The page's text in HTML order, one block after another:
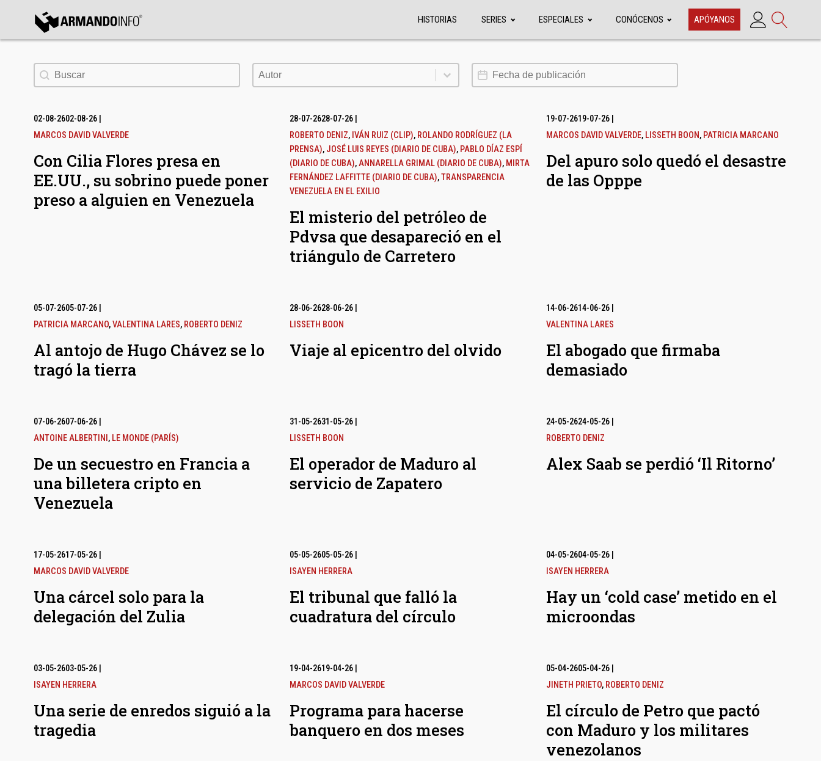
HISTORIAS SERIES ESPECIALES CONÓCENOS APÓYANOS
Buscar Autor
Autor Fecha de publicación
02-08-2602-08-26|
MARCOS DAVID VALVERDE
Con Cilia Flores presa en
EE.UU., su sobrino puede poner
preso a alguien en Venezuela
28-07-2628-07-26
ROBERTO DENIZ, IVÁN RUIZ (CLIP), ROLANDO RODRÍGUEZ (LA
PRENSA), JOSÉ LUIS REYES (DIARIO DE CUBA), PABLO DÍAZ ESPÍ
(DIARIO DE CUBA),ANNARELLA GRIMAL (DIARIO DE CUBA), MIRTA
FERNÁNDEZ LAFFITTE (DIARIO DE CUBA),TRANSPARENCIA
VENEZUELA EN EL EXILIO
El misterio del petróleo de
Pdvsa que desapareció en el
triángulo de Carretero
19-07-2619-07-26|
MARCOS DAVID VALVERDE, LISSETH BOON, PATRICIA MARCANO
Del apuro solo quedó el desastre
de las Opppe
05-07-2605-07-26|
PATRICIA MARCANO,VALENTINA LARES, ROBERTO DENIZ
Al antojo de Hugo Chávez se lo
tragó la tierra
28-06-2628-06-26
LISSETH BOON
Viaje al epicentro del olvido
14-06-2614-06-26|
VALENTINA LARES
El abogado que firmaba
demasiado
07-06-2607-06-26|
ANTOINE ALBERTINI , LE MONDE (PARÍS)
De un secuestro en Francia a
una billetera cripto en
Venezuela
31-05-2631-05-26
LISSETH BOON
El operador de Maduro al
servicio de Zapatero
24-05-2624-05-26|
ROBERTO DENIZ
Alex Saab se perdió ‘Il Ritorno’
17-05-2617-05-26|
MARCOS DAVID VALVERDE
Una cárcel solo para la
delegación del Zulia
05-05-2605-05-26
ISAYEN HERRERA
El tribunal que falló la
cuadratura del círculo
04-05-2604-05-26|
ISAYEN HERRERA
Hay un ‘cold case’ metido en el
microondas
03-05-2603-05-26|
ISAYEN HERRERA
Una serie de enredos siguió a la
tragedia
19-04-2619-04-26
MARCOS DAVID VALVERDE
Programa para hacerse
banquero en dos meses
05-04-2605-04-26|
JINETH PRIETO, ROBERTO DENIZ
El círculo de Petro que pactó
con Maduro y los militares
venezolanos